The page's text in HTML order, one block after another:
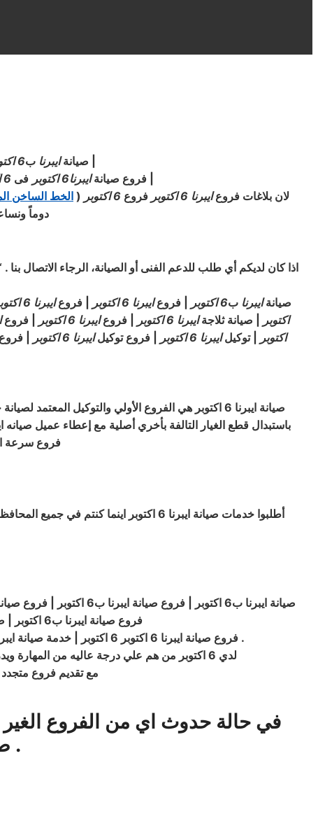
صيانة ايبرنا ب6 اكتوبر
فروع صيانة ايبرنا6 اكتوبر فى 6 اكتوبر
|
لان بلاغات فروع ايبرنا 6 اكتوبر فروع 6 اكتوبر ( الخط الساخن
دوماً
اذا كان لديكم أي طلب للدعم الفنى أو الصيانة، الرجاء الاتصال
صيانة ايبرنا ب6 اكتوبر | فروع ايبرنا 6 اكتوبر | فروع ايبرنا 6 اكتوبر
اكتوبر
| صيانة ثلاجة ايبرنا 6 اكتوبر | فروع ايبرنا 6 اكتوبر | فروع
اكتوبر
| توكيل ايبرنا 6 اكتوبر | فروع توكيل ايبرنا 6 اكتوبر |
صيانة ايبرنا 6 اكتوبر هي الفروع الأولي والتوكيل المعتمد لصيانة جميع منتجات ايبرنا 6 اكتوبر فخدمة صيانة
فروع سرعة الوصول الى العميل
صيانة ايبرنا ب6 اكتوبر | فروع صيانة ايبرنا ب6 اكتوبر | فروع صيانة ايبرنا ب6 اكتوبر | فروع صيانة ايبرنا ب6 اكتوبر | خدمة صيانة ايبرنا ب6 اكتوبر | صيانة ايبرنا ب6 اكتوبر | توكيل صيانة
فروع صيانة ايبرنا ب6 اكتوبر | صيانة ايبرنا 6 اكتوبر 6 اكتوبر | فروع صيانة ايبرنا 6 اكتوبر 6 اكتوبر | فروع صيانة ايبرنا 6 اكتوبر 6 اكتوبر
فروع صيانة ايبرنا 6 اكتوبر 6 اكتوبر | خدمة صيانة ايبرنا 6 اكتوبر 6 اكتوبر | صيانة ايبرنا 6 اكتوبر 6 اكتوبر | توكيل صيانة ايبرنا 6 اكتوبر 6 اكتوبر | فروع صيانة ايبرنا 6 اكتوبر 6 اكتوبر .
لدي 6 اكتوبر من هم علي درجة عاليه من المهارة ويدركوا جميع التفاصيل الفنية ومدربين من قبل التوكيلات الرسمية لجميع الماركات مهندسين وفنيين للقيام بجميع اعمال الصيانه
مع تقديم فروع متجدد علي جميع
في حالة حدوث اي من الفروع
.